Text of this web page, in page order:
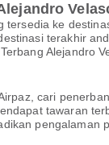
ke
terakhir
Alejandro
cari
tawaran
pengalaman